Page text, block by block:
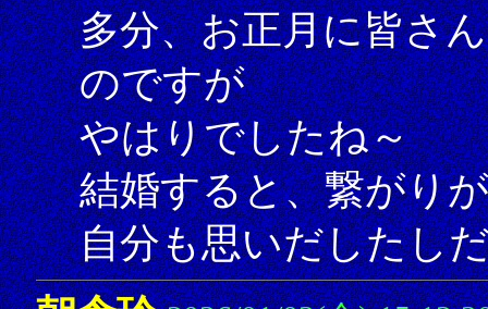
多分、お正月に皆さ
のですが
やはりでしたね～
結婚すると、繋がり
自分も思いだしたし